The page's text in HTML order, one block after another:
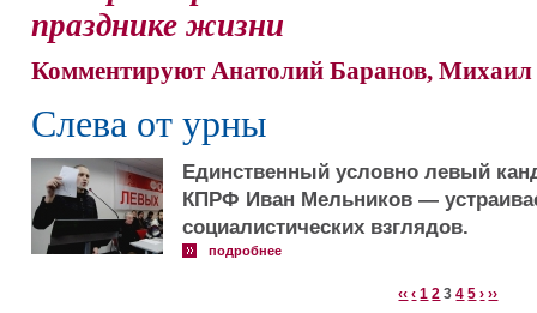
празднике жизни
Комментируют Анатолий Баранов, Михаил
Слева от урны
Единственный условно левый
КПРФ Иван Мельников —
социалистических взглядов.
подробнее
‹‹ ‹ 1 2 3 4 5 › ››